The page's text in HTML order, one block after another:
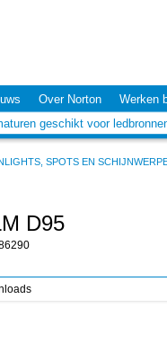
Over Norton
Werken
geschikt voor
SPOTS EN
D95